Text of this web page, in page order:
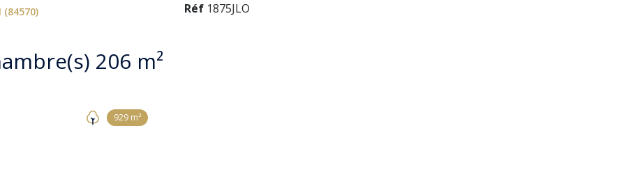
(84570)
Maison 8 pièce(s) 3 chambre(s) 206 m²
929 m²
Réf 1875JLO